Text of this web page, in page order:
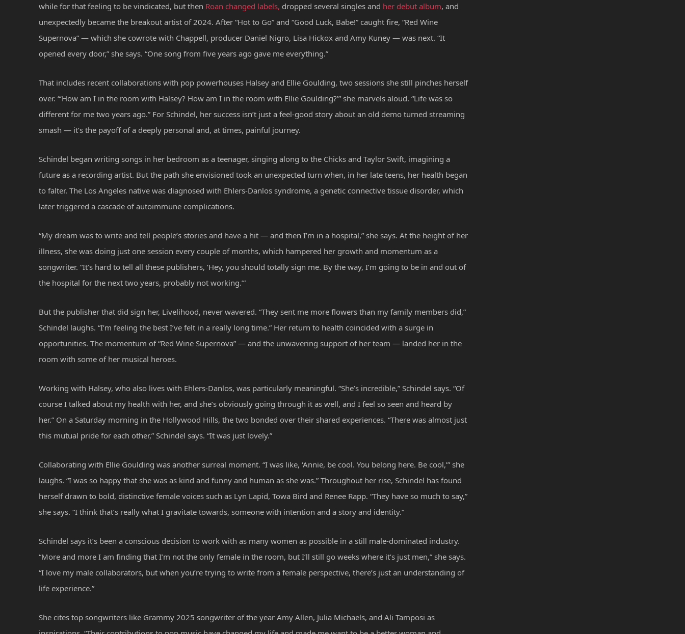
while for that feeling to be vindicated, but then Roan changed labels, dropped several singles and her debut album, and
unexpectedly became the breakout artist of 2024. After “Hot to Go” and “Good Luck, Babe!” caught fire, “Red Wine
Supernova” — which she cowrote with Chappell, producer Daniel Nigro, Lisa Hickox and Amy Kuney — was next. “It
opened every door,” she says. “One song from five years ago gave me everything.”
That includes recent collaborations with pop powerhouses Halsey and Ellie Goulding, two sessions she still pinches herself
over. “‘How am I in the room with Halsey? How am I in the room with Ellie Goulding?’” she marvels aloud. “Life was so
different for me two years ago.” For Schindel, her success isn’t just a feel-good story about an old demo turned streaming
smash — it’s the payoff of a deeply personal and, at times, painful journey.
Schindel began writing songs in her bedroom as a teenager, singing along to the Chicks and Taylor Swift, imagining a
future as a recording artist. But the path she envisioned took an unexpected turn when, in her late teens, her health began
to falter. The Los Angeles native was diagnosed with Ehlers-Danlos syndrome, a genetic connective tissue disorder, which
later triggered a cascade of autoimmune complications.
“My dream was to write and tell people’s stories and have a hit — and then I’m in a hospital,” she says. At the height of her
illness, she was doing just one session every couple of months, which hampered her growth and momentum as a
songwriter. “It’s hard to tell all these publishers, ‘Hey, you should totally sign me. By the way, I’m going to be in and out of
the hospital for the next two years, probably not working.’”
But the publisher that did sign her, Livelihood, never wavered. “They sent me more flowers than my family members did,”
Schindel laughs. “I’m feeling the best I’ve felt in a really long time.” Her return to health coincided with a surge in
opportunities. The momentum of “Red Wine Supernova” — and the unwavering support of her team — landed her in the
room with some of her musical heroes.
Working with Halsey, who also lives with Ehlers-Danlos, was particularly meaningful. “She’s incredible,” Schindel says. “Of
course I talked about my health with her, and she’s obviously going through it as well, and I feel so seen and heard by
her.” On a Saturday morning in the Hollywood Hills, the two bonded over their shared experiences. “There was almost just
this mutual pride for each other,” Schindel says. “It was just lovely.”
Collaborating with Ellie Goulding was another surreal moment. “I was like, ‘Annie, be cool. You belong here. Be cool,’” she
laughs. “I was so happy that she was as kind and funny and human as she was.” Throughout her rise, Schindel has found
herself drawn to bold, distinctive female voices such as Lyn Lapid, Towa Bird and Renee Rapp. “They have so much to say,”
she says. “I think that’s really what I gravitate towards, someone with intention and a story and identity.”
Schindel says it’s been a conscious decision to work with as many women as possible in a still male-dominated industry.
“More and more I am finding that I’m not the only female in the room, but I’ll still go weeks where it’s just men,” she says.
“I love my male collaborators, but when you’re trying to write from a female perspective, there’s just an understanding of
life experience.”
She cites top songwriters like Grammy 2025 songwriter of the year Amy Allen, Julia Michaels, and Ali Tamposi as